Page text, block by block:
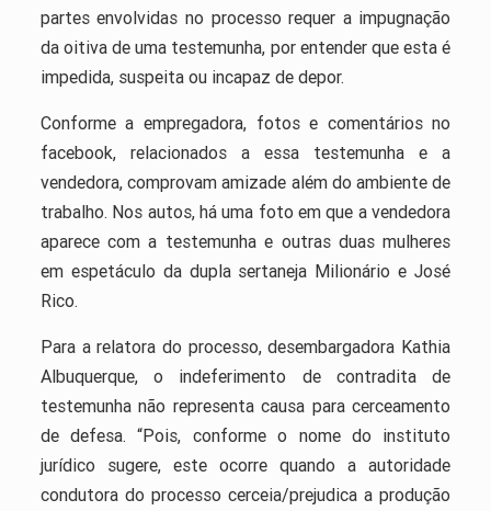
partes envolvidas no processo requer a impugnação
da oitiva de uma testemunha, por entender que esta é
impedida, suspeita ou incapaz de depor.
Conforme a empregadora, fotos e comentários no
facebook, relacionados a essa testemunha e a
vendedora, comprovam amizade além do ambiente de
trabalho. Nos autos, há uma foto em que a vendedora
aparece com a testemunha e outras duas mulheres
em espetáculo da dupla sertaneja Milionário e José
Rico.
Para a relatora do processo, desembargadora Kathia
Albuquerque, o indeferimento de contradita de
testemunha não representa causa para cerceamento
de defesa. “Pois, conforme o nome do instituto
jurídico sugere, este ocorre quando a autoridade
condutora do processo cerceia/prejudica a produção